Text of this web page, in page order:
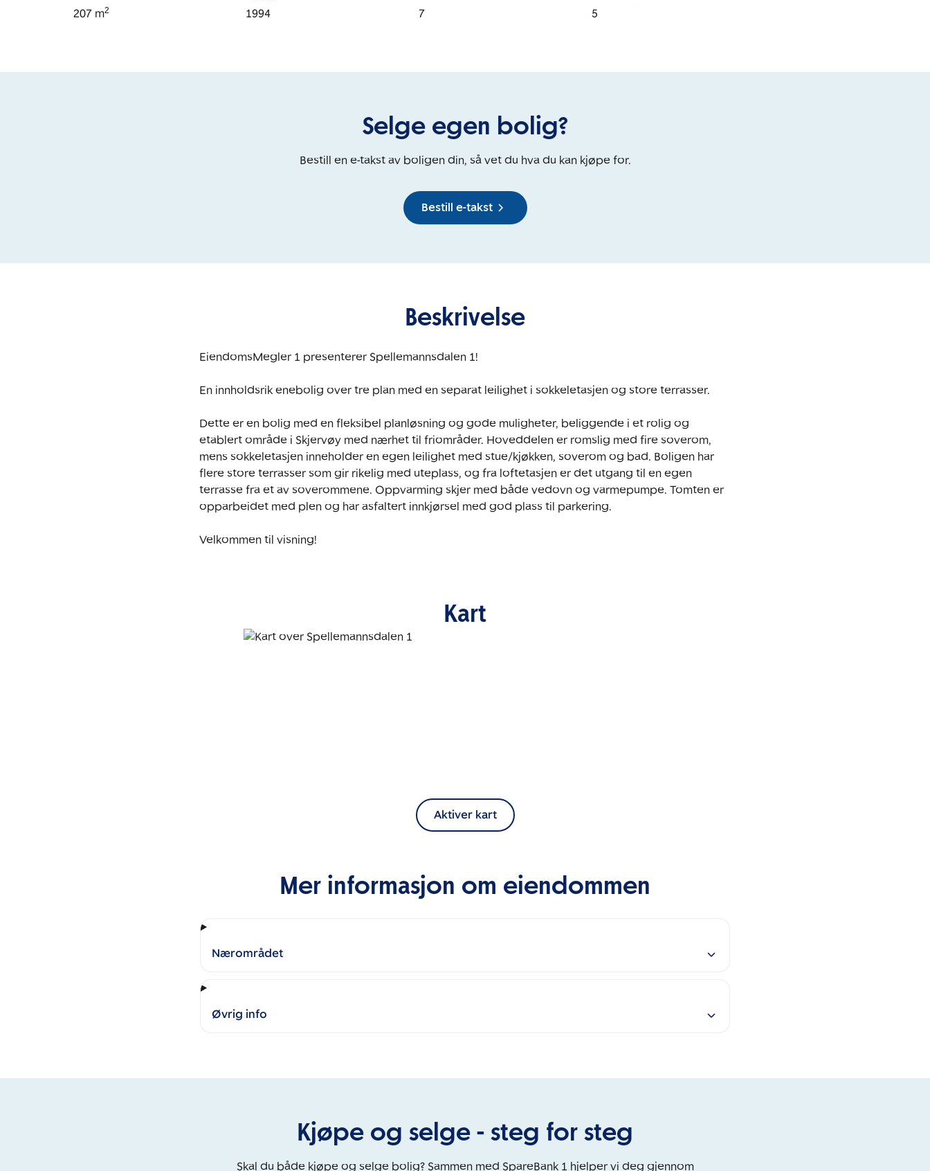
207m2 1994 7 5
Selge egen bolig?
Bestill en e-takst av boligen din, så vet du hva du kan kjøpe for.
Bestill e-takst
Beskrivelse
EiendomsMegler 1 presenterer Spellemannsdalen 1!
En innholdsrik enebolig over tre plan med en separat leilighet i sokkeletasjen og store terrasser.
Dette er en bolig med en fleksibel planløsning og gode muligheter, beliggende i et rolig og
etablert område i Skjervøy med nærhet til friområder. Hoveddelen er romslig med fire soverom,
mens sokkeletasjen inneholder en egen leilighet med stue/kjøkken, soverom og bad. Boligen har
flere store terrasser som gir rikelig med uteplass, og fra loftetasjen er det utgang til en egen
terrasse fra et av soverommene. Oppvarming skjer med både vedovn og varmepumpe. Tomten er
opparbeidet med plen og har asfaltert innkjørsel med god plass til parkering.
Velkommen til visning!
Kart
Aktiver kart
Mer informasjon om eiendommen
Nærområdet
Øvrig info
Kjøpe og selge - steg for steg
Skal du både kjøpe og selge bolig? Sammen med SpareBank 1 hjelper vi deg gjennom